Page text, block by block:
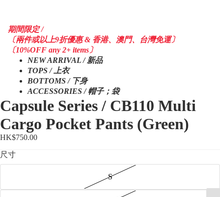
期間限定 /
〔兩件或以上9折優惠 & 香港、澳門、台灣免運〕
〔10%OFF any 2+ items〕
NEW ARRIVAL / 新品
TOPS / 上衣
BOTTOMS / 下身
ACCESSORIES / 帽子；袋
Capsule Series / CB110 Multi
Cargo Pocket Pants (Green)
HK$750.00
尺寸
S